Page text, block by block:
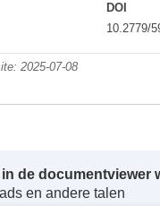
DOI
10.2779/
2025-07-08
de documentviewer
en andere talen